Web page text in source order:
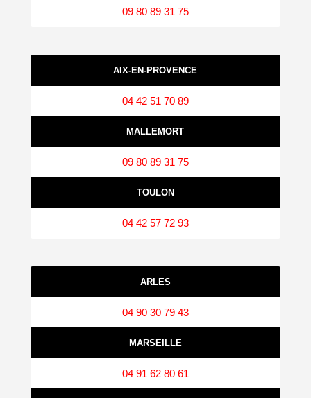
09 80 89 31 75
AIX‑EN‑PROVENCE
04 42 51 70 89
MALLEMORT
09 80 89 31 75
TOULON
04 42 57 72 93
ARLES
04 90 30 79 43
MARSEILLE
04 91 62 80 61